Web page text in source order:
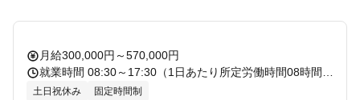
月給300,000円～570,000円
土日祝休み 固定時間制